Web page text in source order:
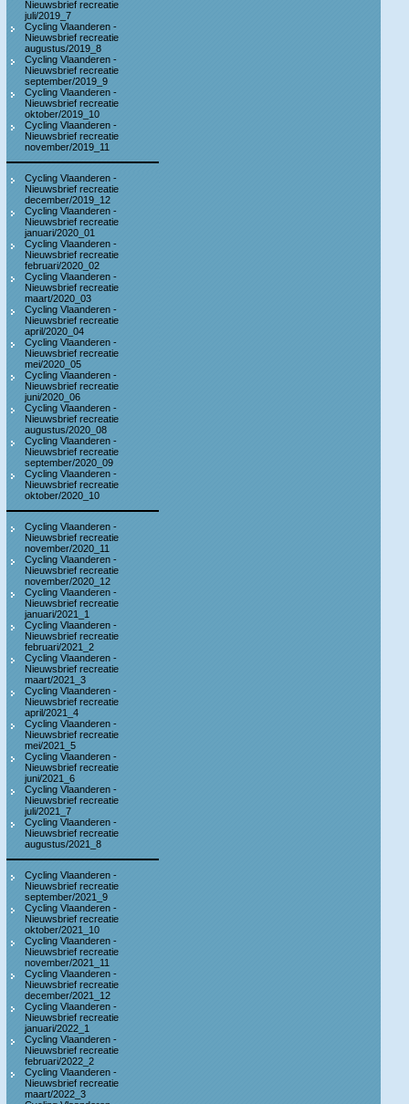
Nieuwsbrief recreatie
juli/2019_7
Cycling Vlaanderen -
Nieuwsbrief recreatie
augustus/2019_8
Cycling Vlaanderen -
Nieuwsbrief recreatie
september/2019_9
Cycling Vlaanderen -
Nieuwsbrief recreatie
oktober/2019_10
Cycling Vlaanderen -
Nieuwsbrief recreatie
november/2019_11
Cycling Vlaanderen -
Nieuwsbrief recreatie
december/2019_12
Cycling Vlaanderen -
Nieuwsbrief recreatie
januari/2020_01
Cycling Vlaanderen -
Nieuwsbrief recreatie
februari/2020_02
Cycling Vlaanderen -
Nieuwsbrief recreatie
maart/2020_03
Cycling Vlaanderen -
Nieuwsbrief recreatie
april/2020_04
Cycling Vlaanderen -
Nieuwsbrief recreatie
mei/2020_05
Cycling Vlaanderen -
Nieuwsbrief recreatie
juni/2020_06
Cycling Vlaanderen -
Nieuwsbrief recreatie
augustus/2020_08
Cycling Vlaanderen -
Nieuwsbrief recreatie
september/2020_09
Cycling Vlaanderen -
Nieuwsbrief recreatie
oktober/2020_10
Cycling Vlaanderen -
Nieuwsbrief recreatie
november/2020_11
Cycling Vlaanderen -
Nieuwsbrief recreatie
november/2020_12
Cycling Vlaanderen -
Nieuwsbrief recreatie
januari/2021_1
Cycling Vlaanderen -
Nieuwsbrief recreatie
februari/2021_2
Cycling Vlaanderen -
Nieuwsbrief recreatie
maart/2021_3
Cycling Vlaanderen -
Nieuwsbrief recreatie
april/2021_4
Cycling Vlaanderen -
Nieuwsbrief recreatie
mei/2021_5
Cycling Vlaanderen -
Nieuwsbrief recreatie
juni/2021_6
Cycling Vlaanderen -
Nieuwsbrief recreatie
juli/2021_7
Cycling Vlaanderen -
Nieuwsbrief recreatie
augustus/2021_8
Cycling Vlaanderen -
Nieuwsbrief recreatie
september/2021_9
Cycling Vlaanderen -
Nieuwsbrief recreatie
oktober/2021_10
Cycling Vlaanderen -
Nieuwsbrief recreatie
november/2021_11
Cycling Vlaanderen -
Nieuwsbrief recreatie
december/2021_12
Cycling Vlaanderen -
Nieuwsbrief recreatie
januari/2022_1
Cycling Vlaanderen -
Nieuwsbrief recreatie
februari/2022_2
Cycling Vlaanderen -
Nieuwsbrief recreatie
maart/2022_3